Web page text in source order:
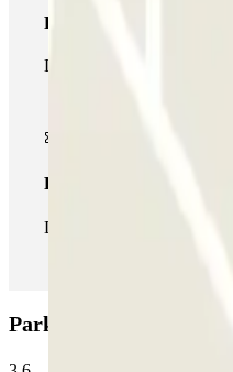
Pase multiparking
Durante tu estancia podrás
Pase ilimitado
Durante tu estancia podrás
Parking AENA